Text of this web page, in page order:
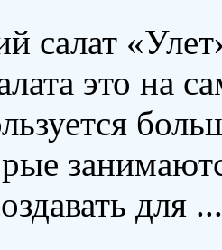
это на
для ...